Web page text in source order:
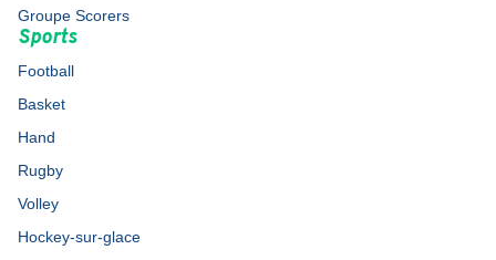
Groupe Scorers
Sports
Football
Basket
Hand
Rugby
Volley
Hockey-sur-glace